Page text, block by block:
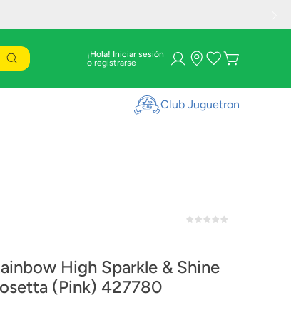
¡Hola! Iniciar sesión
Club Juguetron
High Sparkle & Shine
(Pink) 427780